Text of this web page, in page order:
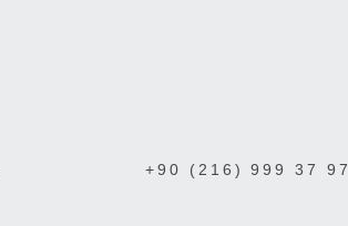
+90 (216) 999 37 97